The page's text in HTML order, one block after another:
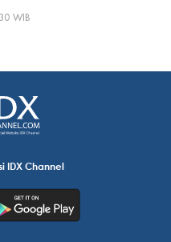
WIB
IDX Channel